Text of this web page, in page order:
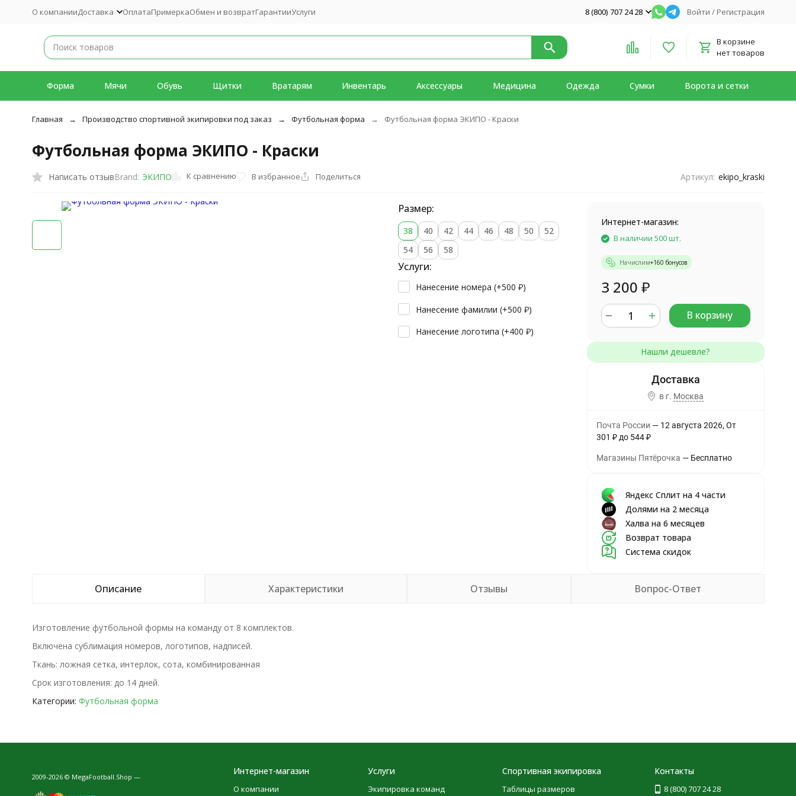
О компанииДоставка ОплатаПримеркаОбмен и возвратГарантииУслуги 8 (800) 707 24 28 Войти / Регистрация
В корзине
нет товаров
Форма Мячи Обувь Щитки Вратарям Инвентарь Аксессуары Медицина Одежда Сумки Ворота и сетки
Главная Производство спортивной экипировки под заказ Футбольная форма Футбольная форма ЭКИПО - Краски
Футбольная форма ЭКИПО - Краски
Написать отзывBrand: ЭКИПО К сравнению В избранное Поделиться Артикул: ekipo_kraski
Размер:
38 40 42 44 46 48 50
52
54
56 58
Услуги:
Нанесение номера (+500 ₽)
Нанесение фамилии (+500 ₽)
Нанесение логотипа (+400 ₽)
Интернет-магазин:
В наличии 500 шт.
Начислим+160 бонусов
3 200 ₽
В корзину
в г. Москва
Почта России 12 августа 2026 От
301 ₽ до 544₽
Магазины Пятёрочка Бесплатно
Яндекс Сплит на 4 части
Долями на 2 месяца
Халва на 6 месяцев
Возврат товара
Система скидок
Описание Характеристики Отзывы Вопрос-Ответ
Изготовление футбольной формы на команду от 8 комплектов.
Включена сублимация номеров, логотипов, надписей.
Ткань: ложная сетка, интерлок, сота, комбинированная
Срок изготовления: до 14 дней.
Категории: Футбольная форма
2009-2026 © MegaFootball.Shop —
Интернет-магазин
О компании
Услуги
Экипировка команд
Спортивная экипировка
Таблицы размеров
Контакты
8 (800) 707 24 28